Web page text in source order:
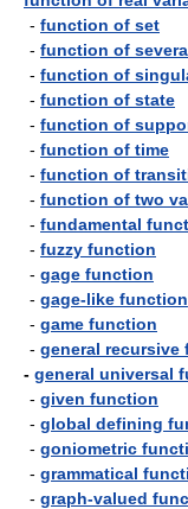
- function of set
- function of
- function of
- function of state
- function of
- function of time
- function of
- function of two
- fundamental
- fuzzy function
- gage function
- gage-like function
- game function
- general recursive
- general universal
- given function
- global defining
- goniometric
- grammatical
- graph-valued